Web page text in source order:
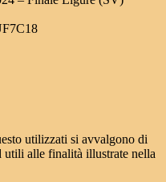
utilizzati si avvalgono di
utili alle finalità illustrate nella